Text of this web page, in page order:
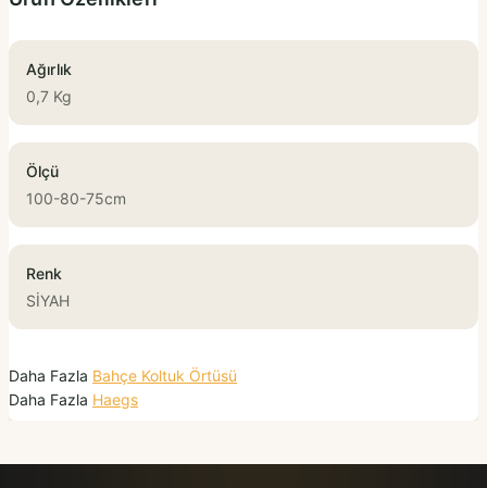
Ağırlık
0,7 Kg
Ölçü
100-80-75cm
Renk
SİYAH
Daha Fazla Bahçe Koltuk Örtüsü
Daha Fazla Haegs